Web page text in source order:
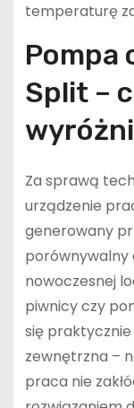
temperaturę
Pompa
Split –
Za sprawą
urządzenie
generowany
porównywalny
nowoczesnej
piwnicy czy
się praktycznie
zewnętrzna –
praca nie